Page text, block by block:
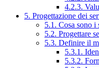
4.2.3.
5. Progettazione dei
5.1. Cosa sono i
5.2. Progettare
5.3. Definire il
5.3.1.
5.3.2.